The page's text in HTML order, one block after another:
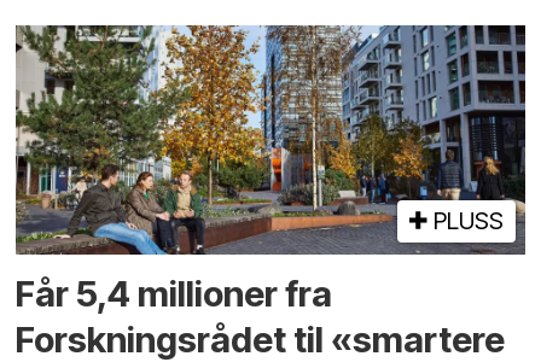
PLUSS
Får 5,4 millioner fra
Forskningsrådet til «smartere